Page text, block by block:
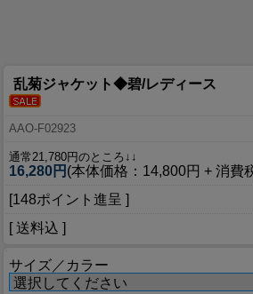
乱菊ジャケット◆碧/レディース
AAO-F02923
通常21,780円のところ↓↓
16,280円 (本体価格：14,800円 + 消費
[148ポイント進呈 ]
[ 送料込 ]
サイズ／カラー